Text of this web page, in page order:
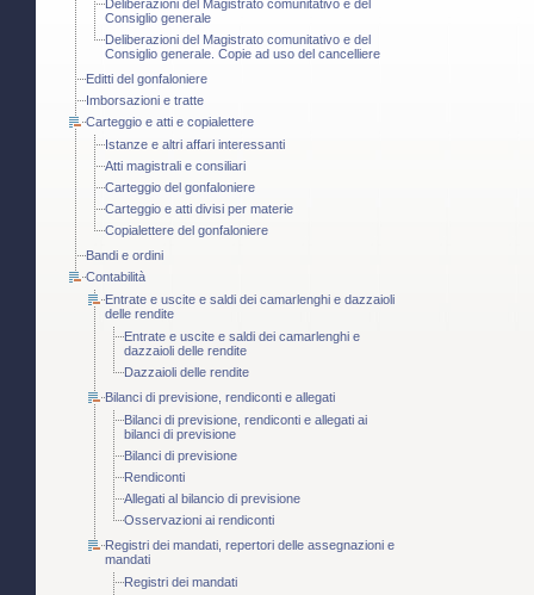
Deliberazioni del Magistrato comunitativo e del
Consiglio generale
Deliberazioni del Magistrato comunitativo e del
Consiglio generale. Copie ad uso del cancelliere
Editti del gonfaloniere
Imborsazioni e tratte
Carteggio e atti e copialettere
Istanze e altri affari interessanti
Atti magistrali e consiliari
Carteggio del gonfaloniere
Carteggio e atti divisi per materie
Copialettere del gonfaloniere
Bandi e ordini
Contabilità
Entrate e uscite e saldi dei camarlenghi e dazzaioli
delle rendite
Entrate e uscite e saldi dei camarlenghi e
dazzaioli delle rendite
Dazzaioli delle rendite
Bilanci di previsione, rendiconti e allegati
Bilanci di previsione, rendiconti e allegati ai
bilanci di previsione
Bilanci di previsione
Rendiconti
Allegati al bilancio di previsione
Osservazioni ai rendiconti
Registri dei mandati, repertori delle assegnazioni e
mandati
Registri dei mandati